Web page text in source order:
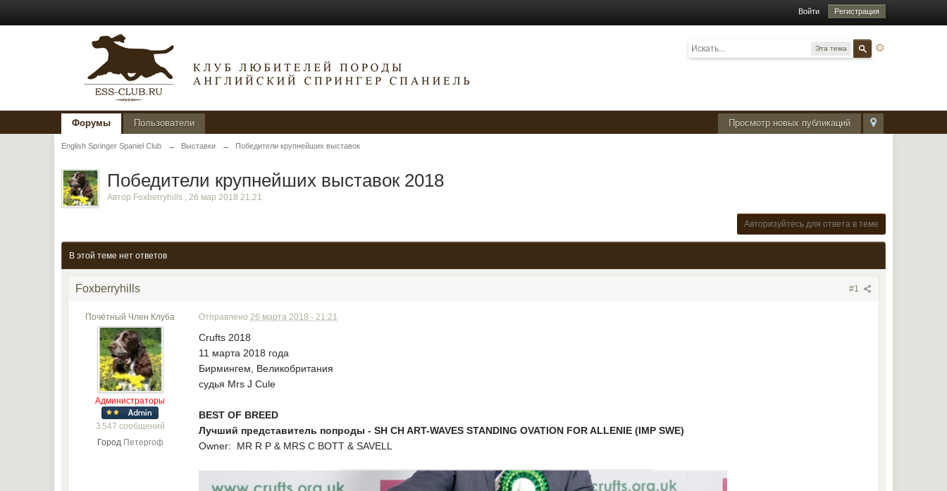
Войти Регистрация
Эта тема
Просмотр новых публикаций
Форумы Пользователи
English Springer Spaniel Club → Выставки → Победители крупнейших выставок
Победители крупнейших выставок 2018
Автор Foxberryhills ,26 мар 2018 21:21
Авторизуйтесь для ответа в теме
В этой теме нет ответов
#1
Foxberryhills
Почётный Член Клуба
Администраторы
3 547 сообщений
Город Петергоф
Отправлено26 марта 2018 - 21:21
Crufts 2018
11 марта 2018 года
Бирмингем, Великобритания
судья Mrs J Cule
BEST OF BREED
Лучший представитель попроды - SH CH ART-WAVES STANDING OVATION FOR ALLENIE (IMP SWE)
Owner: MR R P & MRS C BOTT & SAVELL